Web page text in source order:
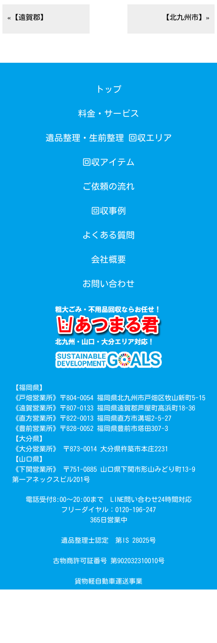
«【遠賀郡】 【北九州市】»
で簡単回収
トップ
料金・サービス
遺品整理・生前整理 回収エリア
回収アイテム
ご依頼の流れ
回収事例
よくある質問
会社概要
お問い合わせ
【福岡県】
《戸畑営業所》〒804-0054 福岡県北九州市戸畑区牧山新町5-15
《遠賀営業所》〒807-0133 福岡県遠賀郡芦屋町高浜町18-36
《直方営業所》〒822-0013 福岡県直方市溝堀2-5-27
《豊前営業所》〒828-0052 福岡県豊前市塔田307-3
【大分県】
《大分営業所》 〒873-0014 大分県杵築市本庄2231
【山口県】
《下関営業所》 〒751-0885 山口県下関市形山みどり町13-9
第一アネックスビル201号
電話受付8:00～20:00まで LINE問い合わせ24時間対応
フリーダイヤル：0120-196-247
365日営業中
遺品整理士認定 第IS 28025号
古物商許可証番号 第902032310010号
貨物軽自動車運送事業